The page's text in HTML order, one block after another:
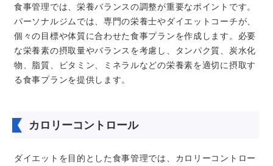
食事管理では、栄養バランスの調整が重要なポイントです。
パーソナルジムでは、専門の栄養士やダイエットコーチが、
個々の目標や体質に合わせた食事プランを作成します。必要
な栄養素の摂取量やバランスを考慮し、タンパク質、炭水化
物、脂質、ビタミン、ミネラルなどの栄養素を適切に摂取す
る食事プランを提供します。
カロリーコントロール
ダイエットを目的とした食事管理では、カロリーコントロー